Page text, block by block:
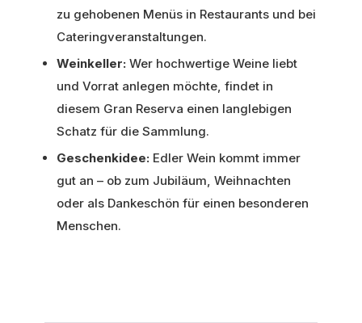
zu gehobenen Menüs in Restaurants und bei
Cateringveranstaltungen.
Weinkeller: Wer hochwertige Weine liebt
und Vorrat anlegen möchte, findet in
diesem Gran Reserva einen langlebigen
Schatz für die Sammlung.
Geschenkidee: Edler Wein kommt immer
gut an – ob zum Jubiläum, Weihnachten
oder als Dankeschön für einen besonderen
Menschen.